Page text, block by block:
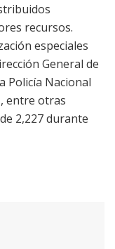
recursos.
especiales
General de
Policía Nacional
entre otras
2,227 durante